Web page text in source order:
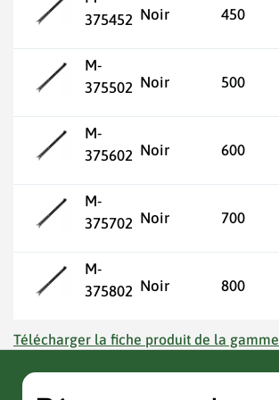
375452 Noir 450
M-
375502 Noir 500
M-
375602 Noir 600
M-
375702 Noir 700
M-
375802 Noir 800
Télécharger la fiche produit de la gamme